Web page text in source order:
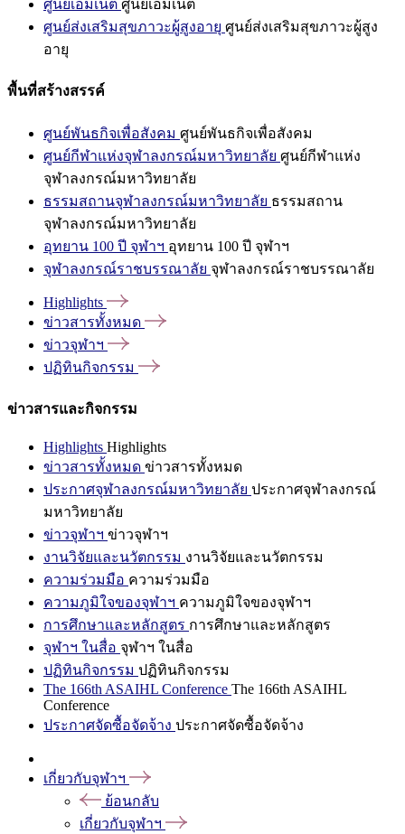
ศูนย์เอ็มเน็ต ศูนย์เอ็มเน็ต
ศูนย์ส่งเสริมสุขภาวะผู้สูงอายุ ศูนย์ส่งเสริมสุขภาวะผู้สูง
อายุ
พื้นที่สร้างสรรค์
ศูนย์พันธกิจเพื่อสังคม ศูนย์พันธกิจเพื่อสังคม
ศูนย์กีฬาแห่งจุฬาลงกรณ์มหาวิทยาลัย ศูนย์กีฬาแห่ง
จุฬาลงกรณ์มหาวิทยาลัย
ธรรมสถานจุฬาลงกรณ์มหาวิทยาลัย ธรรมสถาน
จุฬาลงกรณ์มหาวิทยาลัย
อุทยาน 100 ปี จุฬาฯ อุทยาน 100 ปี จุฬาฯ
จุฬาลงกรณ์ราชบรรณาลัย จุฬาลงกรณ์ราชบรรณาลัย
Highlights
ข่าวสารทั้งหมด
ข่าวจุฬาฯ
ปฏิทินกิจกรรม
ข่าวสารและกิจกรรม
Highlights Highlights
ข่าวสารทั้งหมด ข่าวสารทั้งหมด
ประกาศจุฬาลงกรณ์มหาวิทยาลัย ประกาศจุฬาลงกรณ์
มหาวิทยาลัย
ข่าวจุฬาฯ ข่าวจุฬาฯ
งานวิจัยและนวัตกรรม งานวิจัยและนวัตกรรม
ความร่วมมือ ความร่วมมือ
ความภูมิใจของจุฬาฯ ความภูมิใจของจุฬาฯ
การศึกษาและหลักสูตร การศึกษาและหลักสูตร
จุฬาฯ ในสื่อ จุฬาฯ ในสื่อ
ปฏิทินกิจกรรม ปฏิทินกิจกรรม
The 166th ASAIHL Conference The 166th ASAIHL
Conference
ประกาศจัดซื้อจัดจ้าง ประกาศจัดซื้อจัดจ้าง
เกี่ยวกับจุฬาฯ
ย้อนกลับ
เกี่ยวกับจุฬาฯ